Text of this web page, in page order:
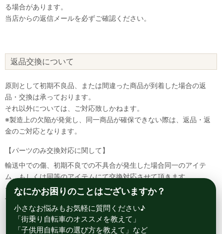
る場合があります。
当店からの返信メールを必ずご確認ください。
返品交換について
原則として初期不良品、または間違った商品が到着した場合の返
品・交換は承っております。
それ以外については、ご対応致しかねます。
※製造上の欠陥が発覚し、同一商品が確保できない際は、返品・返
金のご対応となります。
【パーツのみ交換対応に関して】
輸送中での傷、初期不良での不具合が発生した場合同一のアイテ
ム、もしくは同等のアイテムにて交換対応させて頂きます。
その場合該当部品を着払いにて返送して頂く必要が御座いますので
予めご了承ください。
なにかお困りのことはございますか？
小さなお悩みもお気軽に質問ください♪
「街乗り自転車のオススメを教えて」
「子供用自転車の選び方を教えて」など